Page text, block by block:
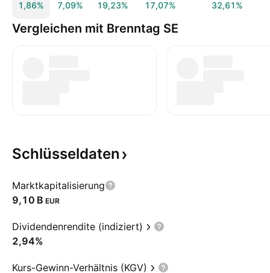
1,86%
7,09%
19,23%
17,07%
32,61%
Vergleichen mit Brenntag SE
Schlüsseldaten
Marktkapitalisierung
‪9,10 B‬ EUR
Dividendenrendite (indiziert)
2,94%
Kurs-Gewinn-Verhältnis (KGV)